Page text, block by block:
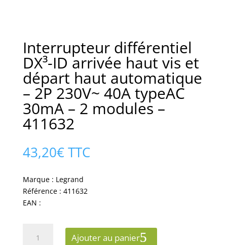
Interrupteur différentiel
DX³-ID arrivée haut vis et
départ haut automatique
– 2P 230V~ 40A typeAC
30mA – 2 modules –
411632
43,20€ TTC
Marque : Legrand
Référence : 411632
EAN :
Ajouter au panier